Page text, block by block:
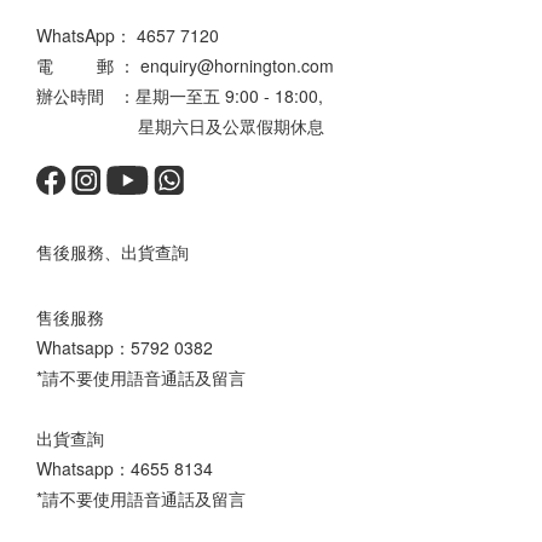
WhatsApp： 4657 7120
電 郵 ： enquiry@hornington.com
辦公時間 ：星期一至五 9:00 - 18:00,
星期六日及公眾假期休息
售後服務、出貨查詢
售後服務
Whatsapp： 5792 0382
*請不要使用語音通話及留言
出貨查詢
Whatsapp： 4655 8134
*請不要使用語音通話及留言